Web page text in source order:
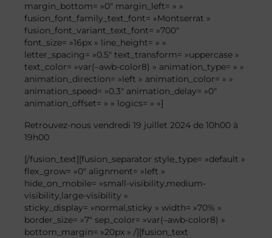
margin_bottom= »0″ margin_left= » »
fusion_font_family_text_font= »Montserrat »
fusion_font_variant_text_font= »700″
font_size= »16px » line_height= » »
letter_spacing= »0.5″ text_transform= »uppercase »
text_color= »var(–awb-color8) » animation_type= » »
animation_direction= »left » animation_color= » »
animation_speed= »0.3″ animation_delay= »0″
animation_offset= » » logics= » »]
Retrouvez-nous vendredi 19 juillet 2024 de 10h00 à
19h00
[/fusion_text][fusion_separator style_type= »default »
flex_grow= »0″ alignment= »left »
hide_on_mobile= »small-visibility,medium-
visibility,large-visibility »
sticky_display= »normal,sticky » width= »70% »
border_size= »7″ sep_color= »var(–awb-color8) »
bottom_margin= »20px » /][fusion_text